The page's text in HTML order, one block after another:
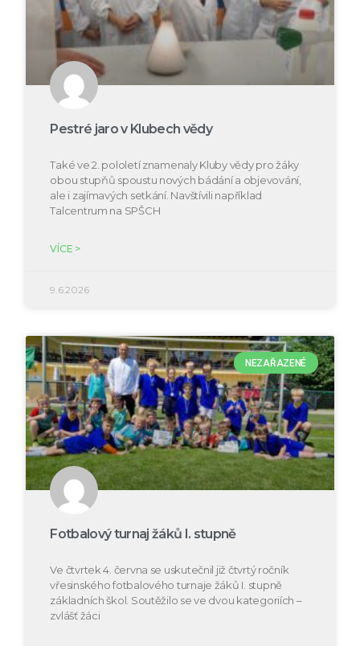
Pestré jaro v Klubech vědy
Také ve 2. pololetí znamenaly Kluby vědy pro žáky
obou stupňů spoustu nových bádání a objevování,
ale i zajímavých setkání. Navštívili například
Talcentrum na SPŠCH
VÍCE >
9.6.2026
NEZAŘAZENÉ
Fotbalový turnaj žáků I. stupně
Ve čtvrtek 4. června se uskutečnil již čtvrtý ročník
vřesinského fotbalového turnaje žáků I. stupně
základních škol. Soutěžilo se ve dvou kategoriích –
zvlášť žáci